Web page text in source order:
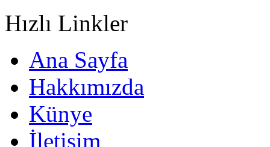
Hızlı Linkler
Ana Sayfa
Hakkımızda
Künye
İletişim